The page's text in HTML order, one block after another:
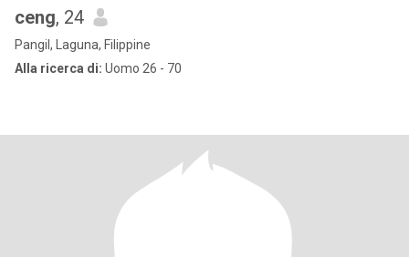
ceng, 24
Pangil, Laguna, Filippine
Alla ricerca di: Uomo 26 - 70